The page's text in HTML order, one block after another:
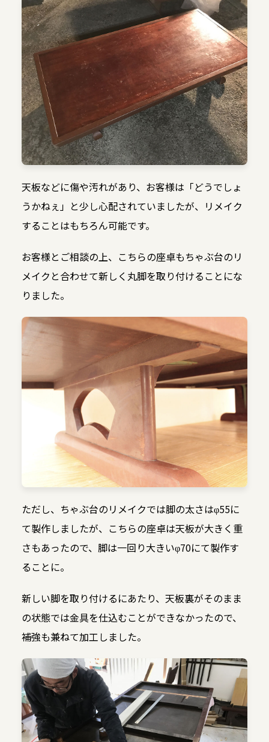
天板などに傷や汚れがあり、お客様は「どうでしょ
うかねぇ」と少し心配されていましたが、リメイク
することはもちろん可能です。
お客様とご相談の上、こちらの座卓もちゃぶ台のリ
メイクと合わせて新しく丸脚を取り付けることにな
りました。
ただし、ちゃぶ台のリメイクでは脚の太さはφ55に
て製作しましたが、こちらの座卓は天板が大きく重
さもあったので、脚は一回り大きいφ70にて製作す
ることに。
新しい脚を取り付けるにあたり、天板裏がそのまま
の状態では金具を仕込むことができなかったので、
補強も兼ねて加工しました。